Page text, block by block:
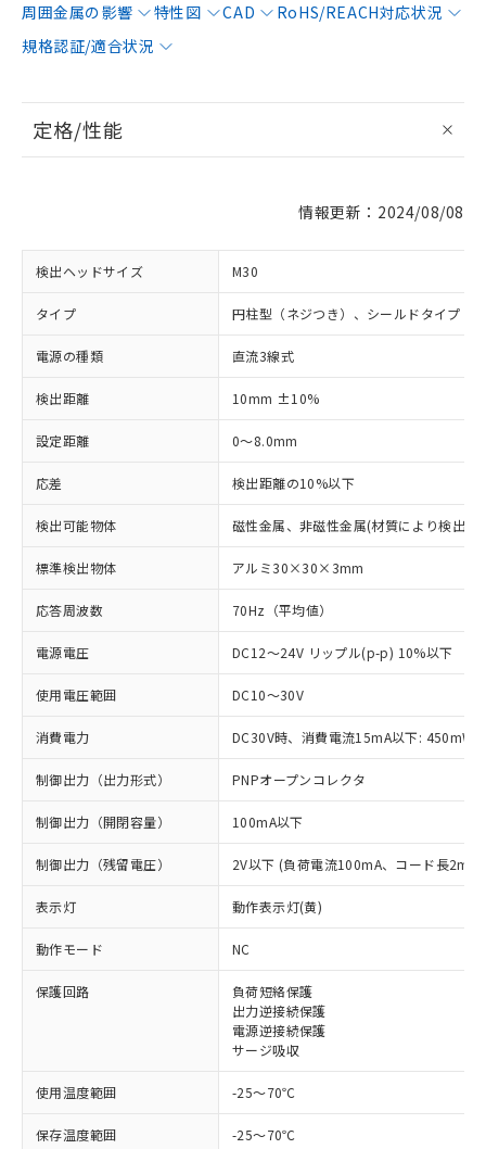
周囲金属の影響
特性図 CAD
RoHS/REACH対応状況
規格認証/適合状況
定格/性能
情報更新：2024/08/08
検出ヘッドサイズ M30
タイプ 円柱型（ネジつき）、シールドタイプ
電源の種類 直流3線式
検出距離 10mm ±10%
設定距離 0～8.0mm
応差 検出距離の10%以下
検出可能物体 磁性金属、非磁性金属(材質により検出距
標準検出物体 アルミ30×30×3mm
応答周波数 70Hz（平均値）
電源電圧 DC12～24V リップル(p-p) 10%以下
使用電圧範囲 DC10～30V
消費電力 DC30V時、消費電流15mA以下: 450mW
制御出力（出力形式） PNPオープンコレクタ
制御出力（開閉容量） 100mA以下
制御出力（残留電圧） 2V以下 (負荷電流100mA、コード長2m時
表示灯 動作表示灯(黄)
動作モード NC
保護回路
負荷短絡保護
出力逆接続保護
電源逆接続保護
サージ吸収
使用温度範囲 -25～70℃
保存温度範囲 -25～70℃
ご利用条件
以下の条件をお読みいただき、同意のうえ
対応済み：EU RoHS指令（10物質）の
非含有に対応した製品が提供可能な商品で
対応予定：EU RoHS指令（10物質）の非含
有に対応した製品に切り替える予定のある
商品です。
対応予定なし：EU RoHS指令（10物質）の
非含有に非対応の商品で、対応品を出す予